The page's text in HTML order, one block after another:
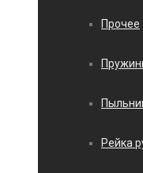
Прочее
Рейка